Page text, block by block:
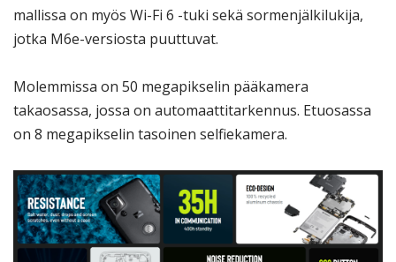
mallissa on myös Wi-Fi 6 -tuki sekä sormenjälkilukija,
jotka M6e-versiosta puuttuvat.
Molemmissa on 50 megapikselin pääkamera
takaosassa, jossa on automaattitarkennus. Etuosassa
on 8 megapikselin tasoinen selfiekamera.